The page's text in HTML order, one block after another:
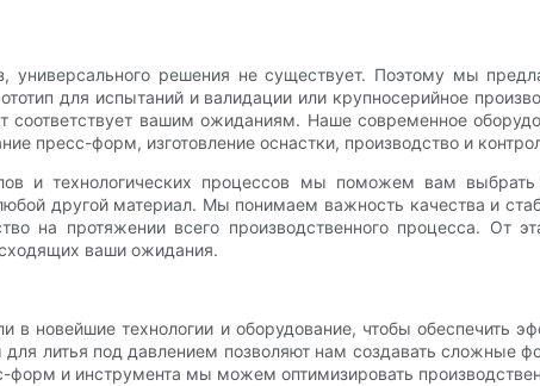
универсального решения не существует. Поэтому мы
для испытаний и валидации или крупносерийное
соответствует вашим ожиданиям. Наше современное
пресс-форм, изготовление оснастки, производство и
и технологических процессов мы поможем вам
другой материал. Мы понимаем важность качества и
на протяжении всего производственного процесса. От
ваши ожидания.
новейшие технологии и оборудование, чтобы обеспечить
литья под давлением позволяют нам создавать сложные
и инструмента мы можем оптимизировать